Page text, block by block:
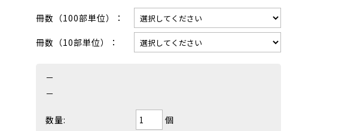
冊数（100部単位）：
冊数（10部単位）：
－
－
数量: 個